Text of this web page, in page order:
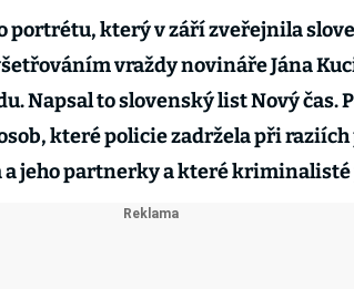
portrétu, který v září zveřejnila
vraždy novináře Jána
Napsal to slovenský list Nový čas.
které policie zadržela při
a jeho partnerky a které